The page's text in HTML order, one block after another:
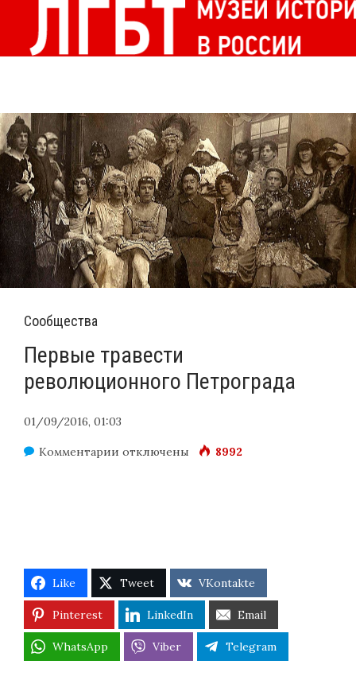
Сообщества
Первые травести
революционного Петрограда
01/09/2016, 01:03
Комментарии котключены 8992
Like Tweet VKontakte
Pinterest LinkedIn Email
WhatsApp Viber Telegram